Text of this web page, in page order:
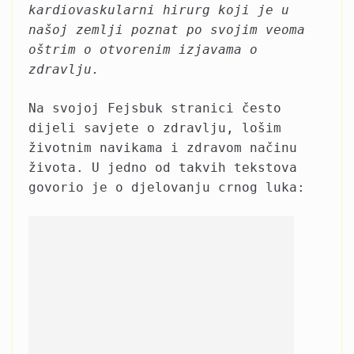
kardiovaskularni hirurg koji je u
našoj zemlji poznat po svojim veoma
oštrim o otvorenim izjavama o
zdravlju.
Na svojoj Fejsbuk stranici često
dijeli savjete o zdravlju, lošim
životnim navikama i zdravom načinu
života. U jedno od takvih tekstova
govorio je o djelovanju crnog luka: